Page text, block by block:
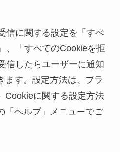
信に関する設定を「すべ
、「すべてのCookieを拒
信したらユーザーに通知
ます。設定方法は、ブラ
Cookieに関する設定方法
「ヘルプ」メニューでご